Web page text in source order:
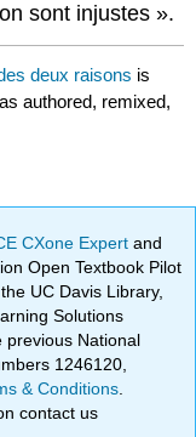
sont injustes ».
deux raisons is
authored, remixed,
CXone Expertand
Open Textbook Pilot
UC Davis Library,
Solutions
previous National
1246120,
& Conditions
contact us